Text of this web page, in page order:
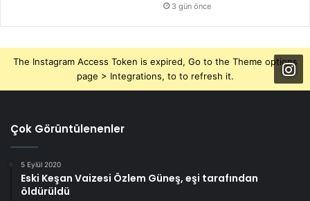
3 gün önce
The Instagram Access Token is expired, Go to the Theme options
page > Integrations, to to refresh it.
Çok Görüntülenenler
5 Eylül 2020
Eski Keşan Vaizesi Özlem Güneş, eşi tarafından
öldürüldü